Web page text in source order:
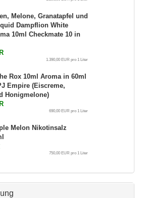
Melone, Granatapfel und
Dampflion White
10ml Checkmate 10 in
1.390,00 EUR pro 1 Liter
Rox 10ml Aroma in 60ml
Empire (Eiscreme,
Honigmelone)
690,00 EUR pro 1 Liter
Melon Nikotinsalz
750,00 EUR pro 1 Liter